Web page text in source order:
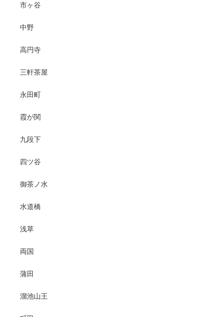
市ヶ谷
中野
高円寺
三軒茶屋
永田町
霞が関
九段下
四ツ谷
御茶ノ水
水道橋
浅草
両国
蒲田
溜池山王